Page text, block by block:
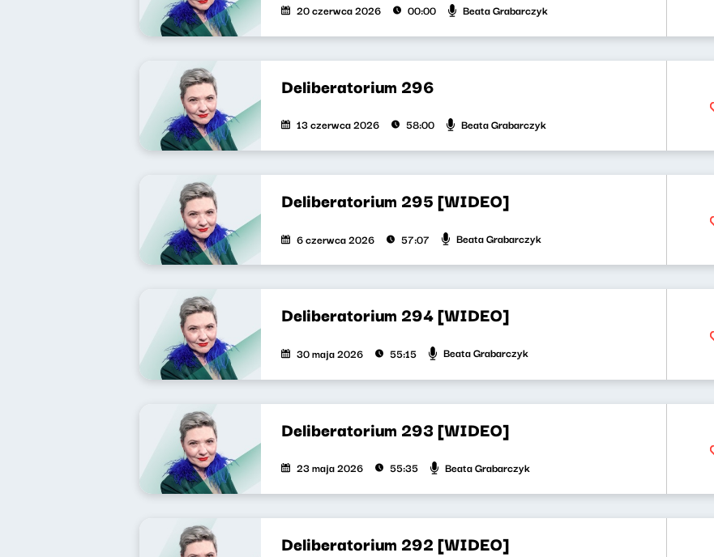
20 czerwca 2026 00:00 Beata Grabarczyk
Deliberatorium 296
13 czerwca 2026 58:00 Beata Grabarczyk
Deliberatorium 295 [WIDEO]
6 czerwca 2026 57:07 Beata Grabarczyk
Deliberatorium 294 [WIDEO]
30 maja 2026 55:15 Beata Grabarczyk
Deliberatorium 293 [WIDEO]
23 maja 2026 55:35 Beata Grabarczyk
Deliberatorium 292 [WIDEO]